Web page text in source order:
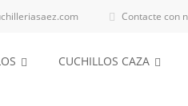
 Contacte con
CUCHILLOS CAZA